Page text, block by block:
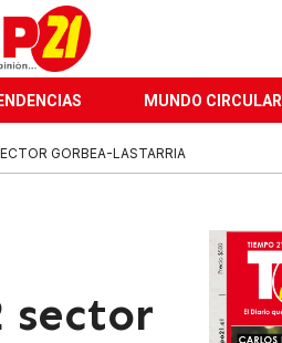
MUNDO CIRCULAR
GORBEA-LASTARRIA
sector